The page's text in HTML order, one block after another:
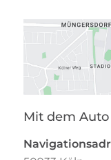
Mit dem Auto